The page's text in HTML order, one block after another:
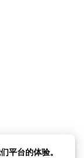
平台的体验。